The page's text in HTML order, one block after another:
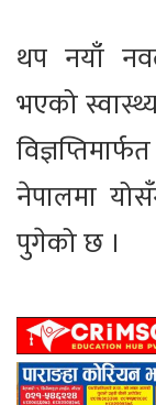
थप नयाँ
भएको
नेपालमा
पुगेको छ ।